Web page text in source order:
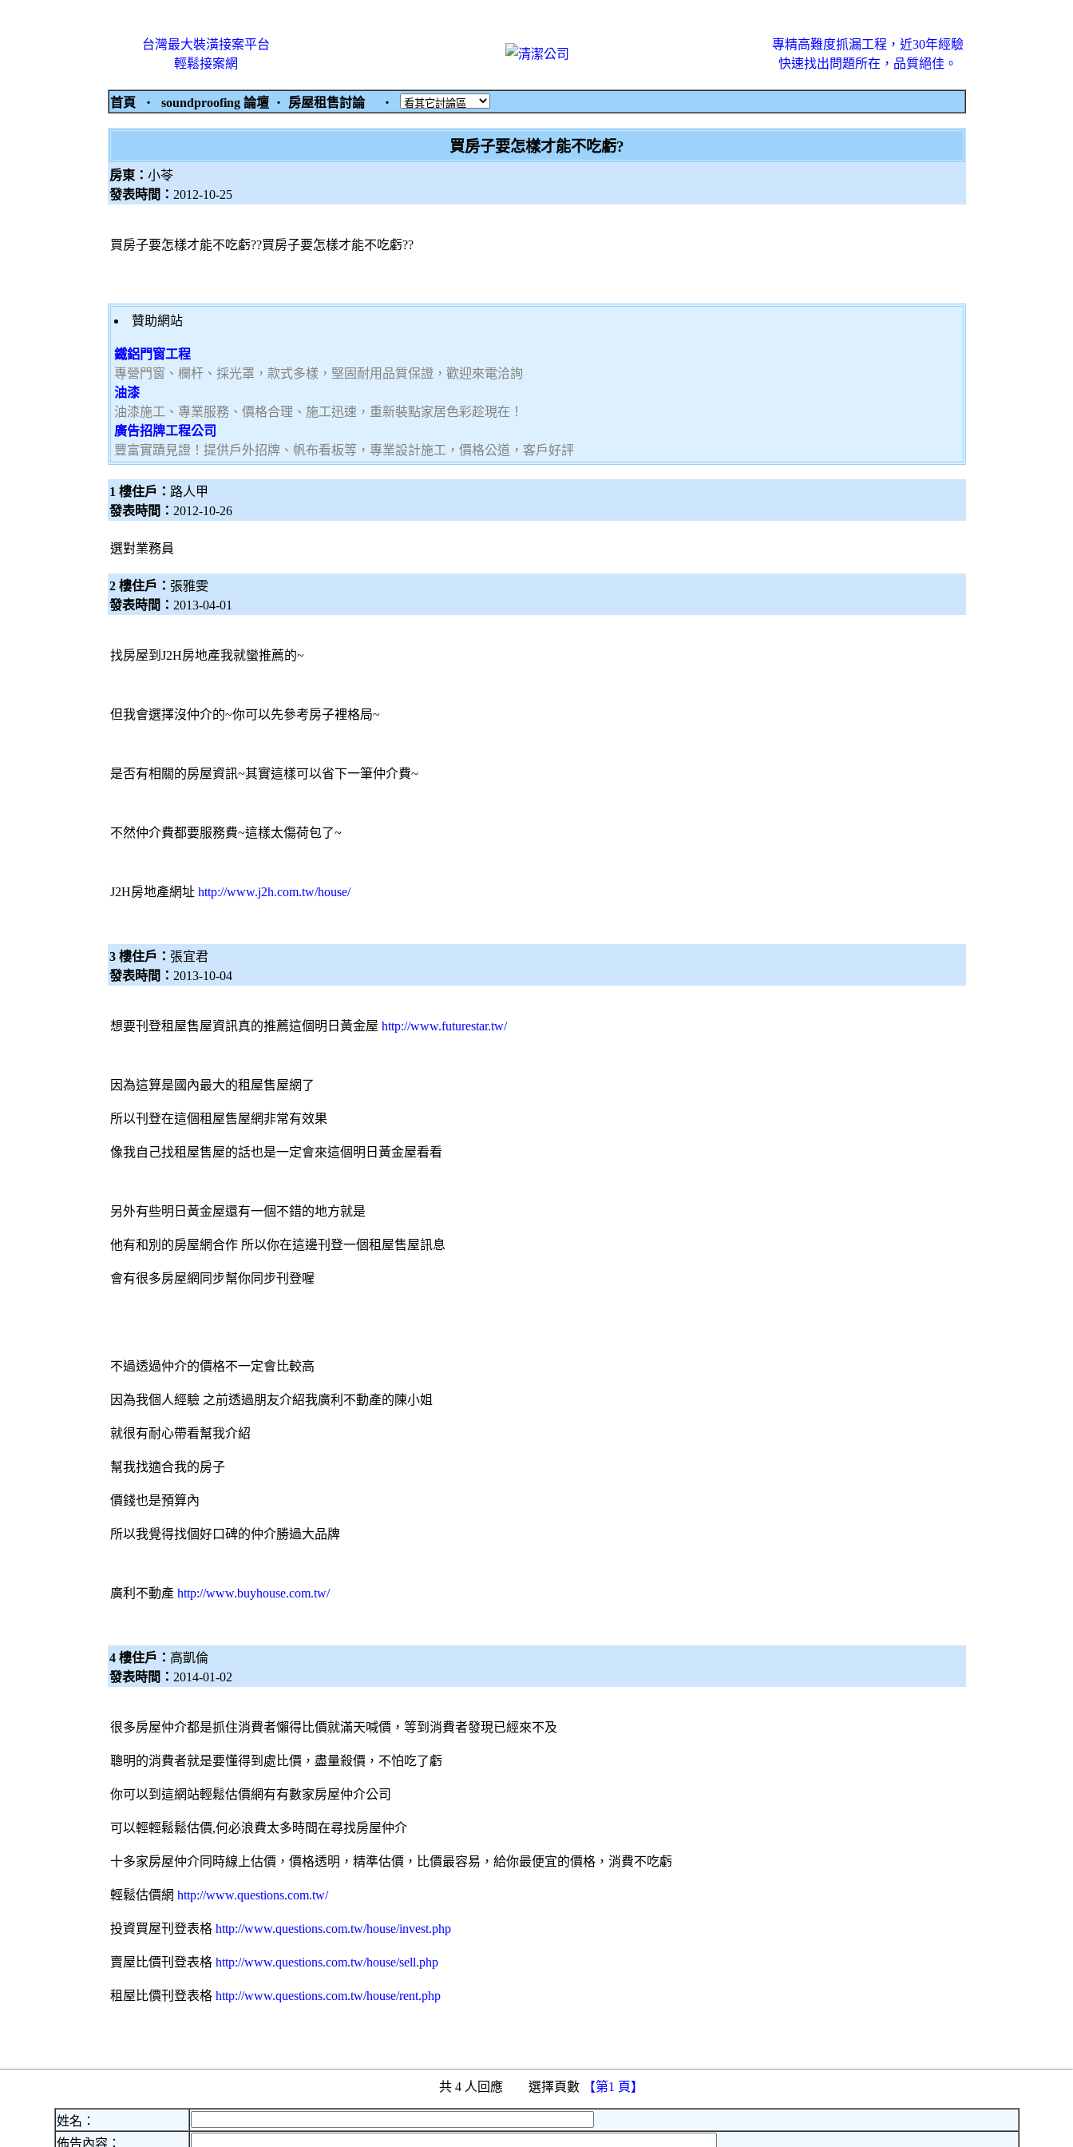
台灣最大裝潢接案平台
輕鬆接案網
專精高難度抓漏工程，近30年經驗
快速找出問題所在，品質絕佳。
首頁 ‧ soundproofing 論壇 ‧ 房屋租售討論 ‧
買房子要怎樣才能不吃虧?
房東： 小苓
發表時間： 2012-10-25
買房子要怎樣才能不吃虧??買房子要怎樣才能不吃虧??
贊助網站
鐵鋁門窗工程
專營門窗、欄杆、採光罩，款式多樣，堅固耐用品質保證，歡迎來電洽詢
油漆
油漆施工、專業服務、價格合理、施工迅速，重新裝點家居色彩趁現在！
廣告招牌工程公司
豐富實蹟見證！提供戶外招牌、帆布看板等，專業設計施工，價格公道，客戶好評
1 樓住戶： 路人甲
發表時間： 2012-10-26
選對業務員
2 樓住戶： 張雅雯
發表時間： 2013-04-01
找房屋到J2H房地產我就蠻推薦的~
但我會選擇沒仲介的~你可以先參考房子裡格局~
是否有相關的房屋資訊~其實這樣可以省下一筆仲介費~
不然仲介費都要服務費~這樣太傷荷包了~
J2H房地產網址 http://www.j2h.com.tw/house/
3 樓住戶： 張宜君
發表時間： 2013-10-04
想要刊登租屋售屋資訊真的推薦這個明日黃金屋 http://www.futurestar.tw/
因為這算是國內最大的租屋售屋網了
所以刊登在這個租屋售屋網非常有效果
像我自己找租屋售屋的話也是一定會來這個明日黃金屋看看
另外有些明日黃金屋還有一個不錯的地方就是
他有和別的房屋網合作 所以你在這邊刊登一個租屋售屋訊息
會有很多房屋網同步幫你同步刊登喔
不過透過仲介的價格不一定會比較高
因為我個人經驗 之前透過朋友介紹我廣利不動產的陳小姐
就很有耐心帶看幫我介紹
幫我找適合我的房子
價錢也是預算內
所以我覺得找個好口碑的仲介勝過大品牌
廣利不動產 http://www.buyhouse.com.tw/
4 樓住戶： 高凱倫
發表時間： 2014-01-02
很多房屋仲介都是抓住消費者懶得比價就滿天喊價，等到消費者發現已經來不及
聰明的消費者就是要懂得到處比價，盡量殺價，不怕吃了虧
你可以到這網站輕鬆估價網有有數家房屋仲介公司
可以輕輕鬆鬆估價,何必浪費太多時間在尋找房屋仲介
十多家房屋仲介同時線上估價，價格透明，精準估價，比價最容易，給你最便宜的價格，消費不吃虧
輕鬆估價網 http://www.questions.com.tw/
投資買屋刊登表格 http://www.questions.com.tw/house/invest.php
賣屋比價刊登表格 http://www.questions.com.tw/house/sell.php
租屋比價刊登表格 http://www.questions.com.tw/house/rent.php
共 4 人回應 選擇頁數 【第1 頁】
姓名：
佈告內容：